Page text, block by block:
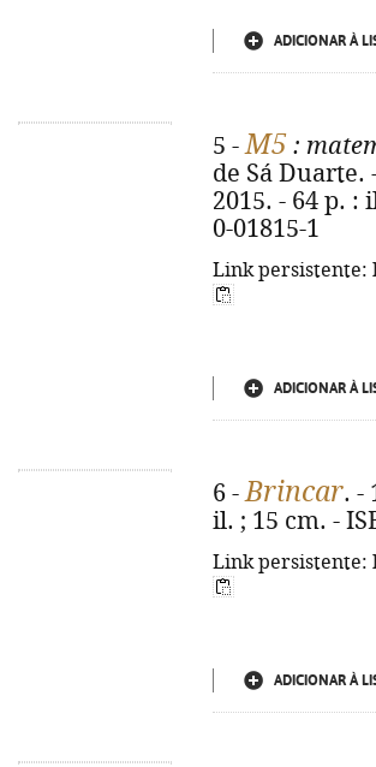
ADICIONAR À
5 -M5 :
de Sá Duarte.
2015. - 64 p. :
0-01815-1
Link persistente:
ADICIONAR À
6 -Brincar. -
il. ; 15 cm. -
Link persistente:
ADICIONAR À